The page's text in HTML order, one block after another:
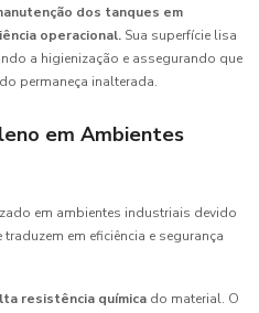
dos tanques em
operacional. Sua superfície lisa
a higienização e assegurando que
permaneça inalterada.
em Ambientes
em ambientes industriais devido
em eficiência e segurança
resistência química do material. O